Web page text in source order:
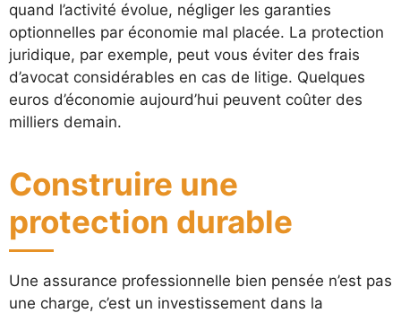
quand l’activité évolue, négliger les garanties
optionnelles par économie mal placée. La protection
juridique, par exemple, peut vous éviter des frais
d’avocat considérables en cas de litige. Quelques
euros d’économie aujourd’hui peuvent coûter des
milliers demain.
Construire une
protection durable
Une assurance professionnelle bien pensée n’est pas
une charge, c’est un investissement dans la